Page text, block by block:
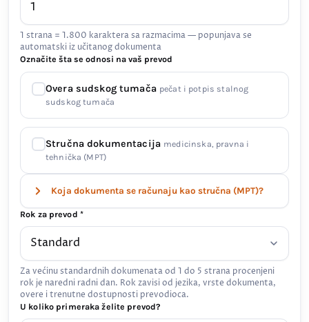
1 strana = 1.800 karaktera sa razmacima — popunjava se
automatski iz učitanog dokumenta
Označite šta se odnosi na vaš prevod
Overa sudskog tumača pečat i potpis stalnog
sudskog tumača
Stručna dokumentacija medicinska, pravna i
tehnička (MPT)
Koja dokumenta se računaju kao stručna (MPT)?
Rok za prevod *
Za većinu standardnih dokumenata od 1 do 5 strana procenjeni
rok je naredni radni dan. Rok zavisi od jezika, vrste dokumenta,
overe i trenutne dostupnosti prevodioca.
U koliko primeraka želite prevod?